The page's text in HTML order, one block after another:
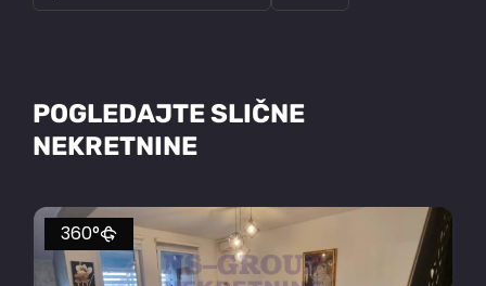
POGLEDAJTE SLIČNE
NEKRETNINE
360°